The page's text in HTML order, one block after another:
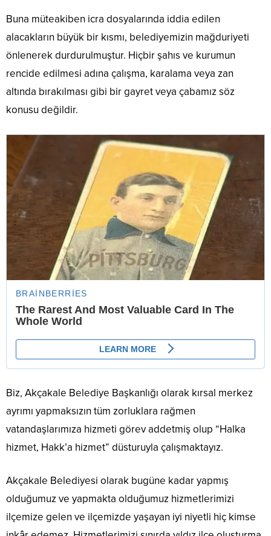
Buna müteakiben icra dosyalarında iddia edilen
alacakların büyük bir kısmı, belediyemizin mağduriyeti
önlenerek durdurulmuştur. Hiçbir şahıs ve kurumun
rencide edilmesi adına çalışma, karalama veya zan
altında bırakılması gibi bir gayret veya çabamız söz
konusu değildir.
Biz, Akçakale Belediye Başkanlığı olarak kırsal merkez
ayrımı yapmaksızın tüm zorluklara rağmen
vatandaşlarımıza hizmeti görev addetmiş olup “Halka
hizmet, Hakk’a hizmet” düsturuyla çalışmaktayız.
Akçakale Belediyesi olarak bugüne kadar yapmış
olduğumuz ve yapmakta olduğumuz hizmetlerimizi
ilçemize gelen ve ilçemizde yaşayan iyi niyetli hiç kimse